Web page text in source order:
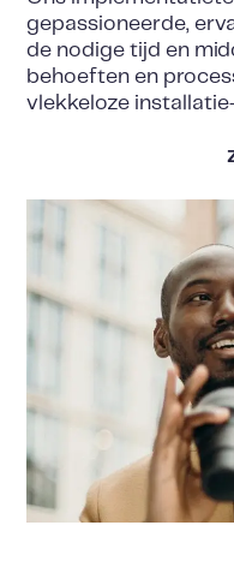
gepassioneerde,
de nodige tijd en
behoeften en
vlekkeloze